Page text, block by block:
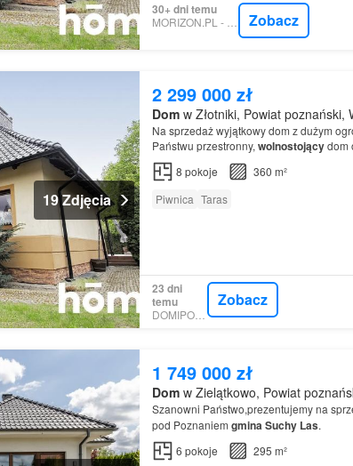
30+ dni temu
Zobacz
19 Zdjęcia
2 299 000 zł
Domw Złotniki, Powiat poznański,
Na sprzedaż wyjątkowy dom z dużym
Państwu przestronny, wolnostojącydom
(powierzchnia
8 pokoje
360 m²
Piwnica Taras
23 dni
temu
DOMIPORTA
Zobacz
1 749 000 zł
Domw Zielątkowo, Powiat
Szanowni Państwo,prezentujemy na
pod Poznaniem gminaSuchy Las.
6 pokoje
295 m²